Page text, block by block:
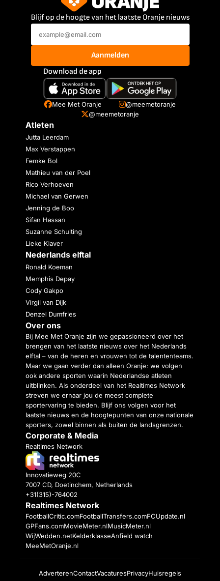
Blijf op de hoogte van het laatste Oranje nieuws
Aanmelden
Download de app
Mee Met Oranje
@meemetoranje
@meemetoranje
Atleten
Jutta Leerdam
Max Verstappen
Femke Bol
Mathieu van der Poel
Rico Verhoeven
Michael van Gerwen
Jenning de Boo
Sifan Hassan
Suzanne Schulting
Lieke Klaver
Nederlands elftal
Ronald Koeman
Memphis Depay
Cody Gakpo
Virgil van Dijk
Denzel Dumfries
Over ons
Bij Mee Met Oranje zijn we gepassioneerd over het
brengen van het laatste nieuws over het Nederlands
elftal – van de heren en vrouwen tot de talententeams.
Maar we gaan verder dan alleen Oranje: we volgen
ook andere sporten waarin Nederlandse atleten
uitblinken. Als onderdeel van het Realtimes Network
streven we ernaar jou de meest complete
sportervaring te bieden. Blijf ons volgen voor het
laatste nieuws en de hoogtepunten van onze nationale
sporters, zowel binnen als buiten de landsgrenzen.
Corporate & Media
Realtimes Network
Innovatieweg 20C
7007 CD, Doetinchem, Netherlands
+31(315)-764002
Realtimes Network
FootballCritic.comFootballTransfers.comFCUpdate.nl
GPFans.comMovieMeter.nlMusicMeter.nl
WijWedden.netKelderklasseAnfield watch
MeeMetOranje.nl
AdverterenContactVacaturesPrivacyHuisregels